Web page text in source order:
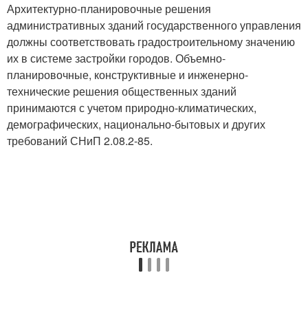
Архитектурно-планировочные решения
административных зданий государственного управления
должны соответствовать градостроительному значению
их в системе застройки городов. Объемно-
планировочные, конструктивные и инженерно-
технические решения общественных зданий
принимаются с учетом природно-климатических,
демографических, национально-бытовых и других
требований СНиП 2.08.2-85.